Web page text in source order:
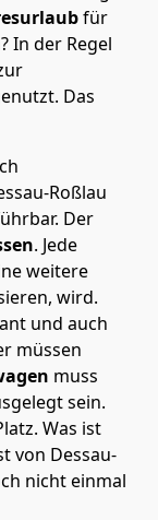
für
In der Regel
Das
Roßlau
Der
. Jede
weitere
wird.
und auch
müssen
muss
sein.
Was ist
von Dessau-
nicht einmal